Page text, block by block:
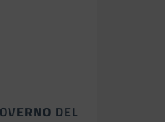
DEL